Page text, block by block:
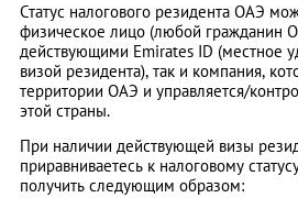
Статус налогового резидента ОАЭ
физическое лицо (любой гражданин
действующими Emirates ID (местное
визой резидента), так и компания,
территории ОАЭ и управляется/
этой страны.
При наличии действующей визы
приравниваетесь к налоговому
получить следующим образом: